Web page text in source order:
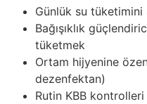
Günlük su tüketimini
Bağışıklık
tüketmek
Ortam hijyenine
dezenfektan)
Rutin KBB